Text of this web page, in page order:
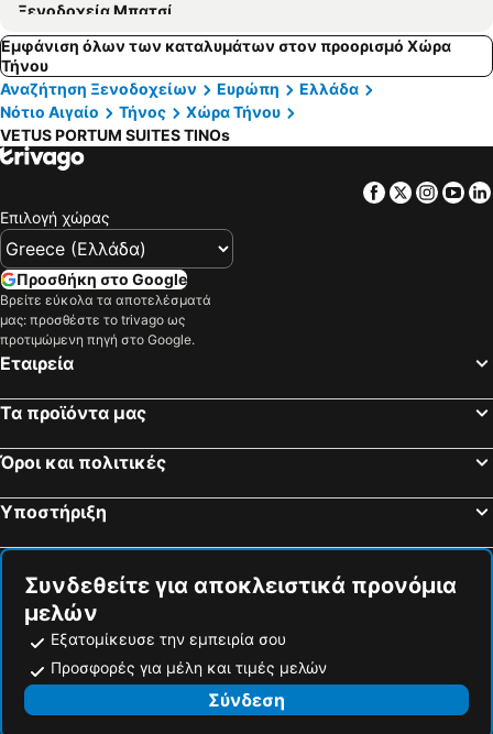
Ξενοδοχεία Μπατσί
Εμφάνιση όλων των καταλυμάτων στον προορισμό Χώρα
Τήνου
Αναζήτηση Ξενοδοχείων
Ευρώπη
Ελλάδα
Νότιο Αιγαίο
Τήνος
Χώρα Τήνου
VETUS PORTUM SUITES TINOs
Facebook
Twitter
Επιλογή χώρας
Προσθήκη στο Google
Βρείτε εύκολα τα αποτελέσματά
μας: προσθέστε το trivago ως
προτιμώμενη πηγή στο Google.
Εταιρεία
Τα προϊόντα μας
Όροι και πολιτικές
Υποστήριξη
Συνδεθείτε για αποκλειστικά προνόμια
μελών
Εξατομίκευσε την εμπειρία σου
Προσφορές για μέλη και τιμές μελών
Σύνδεση